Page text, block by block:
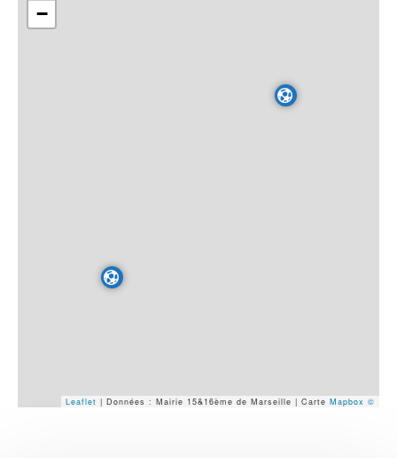
−
Leaflet | Données : Mairie 15&16ème de Marseille | Carte Mapbox ©